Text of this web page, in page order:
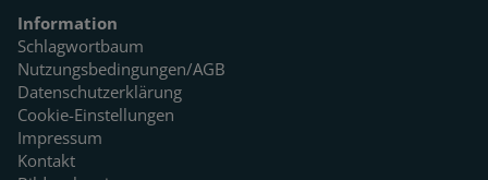
Information
Schlagwortbaum
Nutzungsbedingungen/AGB
Datenschutzerklärung
Cookie-Einstellungen
Impressum
Kontakt